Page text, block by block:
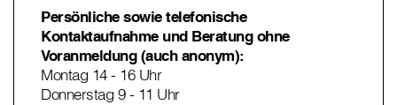
Persönliche sowie telefonische
Kontaktaufnahme und Beratung ohne
Voranmeldung (auch anonym):
Montag 14 - 16 Uhr
Donnerstag 9 - 11 Uhr